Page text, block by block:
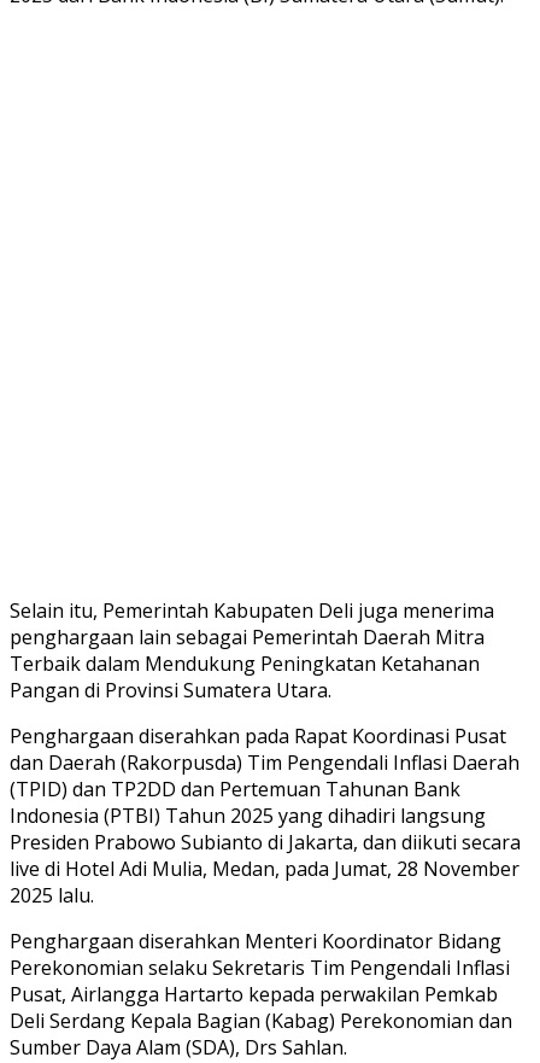
Selain itu, Pemerintah Kabupaten Deli juga menerima
penghargaan lain sebagai Pemerintah Daerah Mitra
Terbaik dalam Mendukung Peningkatan Ketahanan
Pangan di Provinsi Sumatera Utara.
Penghargaan diserahkan pada Rapat Koordinasi Pusat
dan Daerah (Rakorpusda) Tim Pengendali Inflasi Daerah
(TPID) dan TP2DD dan Pertemuan Tahunan Bank
Indonesia (PTBI) Tahun 2025 yang dihadiri langsung
Presiden Prabowo Subianto di Jakarta, dan diikuti secara
live di Hotel Adi Mulia, Medan, pada Jumat, 28 November
2025 lalu.
Penghargaan diserahkan Menteri Koordinator Bidang
Perekonomian selaku Sekretaris Tim Pengendali Inflasi
Pusat, Airlangga Hartarto kepada perwakilan Pemkab
Deli Serdang Kepala Bagian (Kabag) Perekonomian dan
Sumber Daya Alam (SDA), Drs Sahlan.